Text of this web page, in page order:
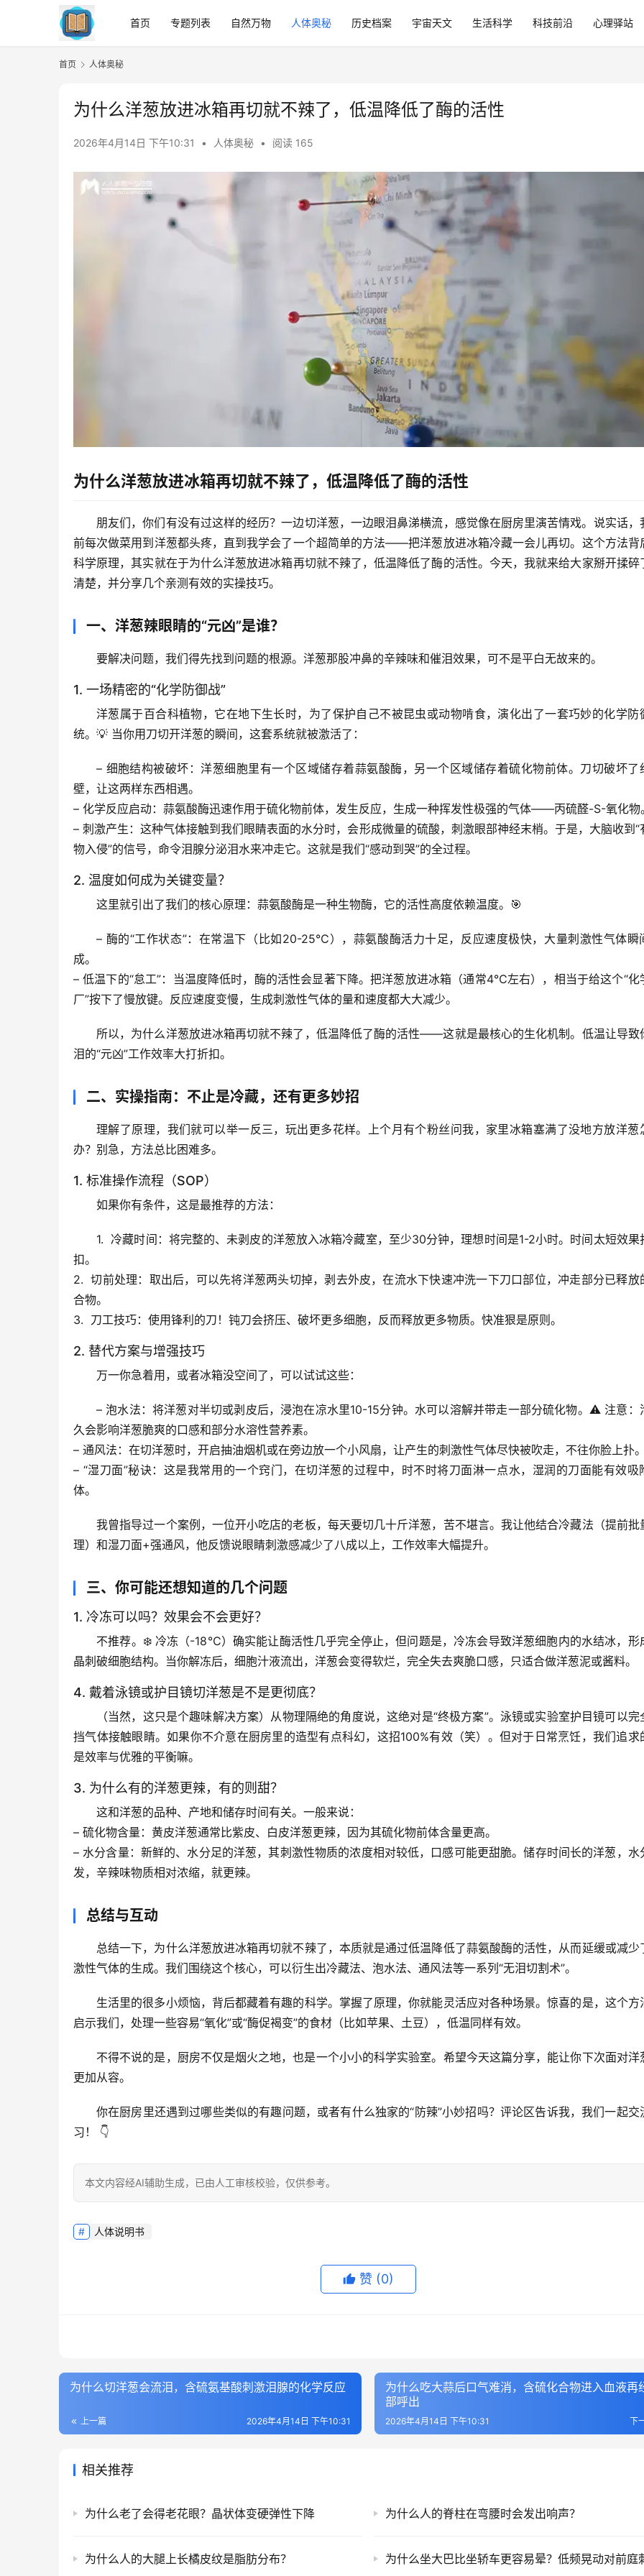
首页 专题列表 自然万物 人体奥秘 历史档案 宇宙天文 生活科学 科技前沿 心理驿站
首页 人体奥秘
为什么洋葱放进冰箱再切就不辣了，低温降低了酶的活性
2026年4月14日 下午10:31 • 人体奥秘 • 阅读 165
为什么洋葱放进冰箱再切就不辣了，低温降低了酶的活性
朋友们，你们有没有过这样的经历？一边切洋葱，一边眼泪鼻涕横流，感觉像在厨房里演苦情戏。说实话，
前每次做菜用到洋葱都头疼，直到我学会了一个超简单的方法——把洋葱放进冰箱冷藏一会儿再切。这个方法背
科学原理，其实就在于为什么洋葱放进冰箱再切就不辣了，低温降低了酶的活性。今天，我就来给大家掰开揉碎
清楚，并分享几个亲测有效的实操技巧。
一、洋葱辣眼睛的“元凶”是谁？
要解决问题，我们得先找到问题的根源。洋葱那股冲鼻的辛辣味和催泪效果，可不是平白无故来的。
1. 一场精密的“化学防御战”
洋葱属于百合科植物，它在地下生长时，为了保护自己不被昆虫或动物啃食，演化出了一套巧妙的化学防
统。💡 当你用刀切开洋葱的瞬间，这套系统就被激活了：
– 细胞结构被破坏 ：洋葱细胞里有一个区域储存着蒜氨酸酶，另一个区域储存着硫化物前体。刀切破坏了
壁，让这两样东西相遇。
– 化学反应启动：蒜氨酸酶迅速作用于硫化物前体，发生反应，生成一种挥发性极强的气体——丙硫醛-S-氧化物。
– 刺激产生 ：这种气体接触到我们眼睛表面的水分时，会形成微量的硫酸，刺激眼部神经末梢。于是，大脑收到“
物入侵”的信号，命令泪腺分泌泪水来冲走它。这就是我们“感动到哭”的全过程。
2. 温度如何成为关键变量？
这里就引出了我们的核心原理： 蒜氨酸酶是一种生物酶，它的活性高度依赖温度。🎯
– 酶的“工作状态”：在常温下（比如20-25℃），蒜氨酸酶活力十足，反应速度极快，大量刺激性气体瞬
成。
– 低温下的“怠工”：当温度降低时，酶的活性会显著下降。把洋葱放进冰箱（通常4℃左右），相当于给这个“化
厂”按下了慢放键。反应速度变慢，生成刺激性气体的量和速度都大大减少。
所以， 为什么洋葱放进冰箱再切就不辣了，低温降低了酶的活性——这就是最核心的生化机制。低温让导致
泪的“元凶”工作效率大打折扣。
二、实操指南：不止是冷藏，还有更多妙招
理解了原理，我们就可以举一反三，玩出更多花样。上个月有个粉丝问我，家里冰箱塞满了没地方放洋葱
办？别急，方法总比困难多。
1. 标准操作流程（SOP）
如果你有条件，这是最推荐的方法：
1. 冷藏时间 ：将完整的、未剥皮的洋葱放入冰箱冷藏室，至少30分钟，理想时间是1-2小时。时间太短效果
扣。
2. 切前处理 ：取出后，可以先将洋葱两头切掉，剥去外皮，在流水下快速冲洗一下刀口部位，冲走部分已释放
合物。
3. 刀工技巧：使用锋利的刀！钝刀会挤压、破坏更多细胞，反而释放更多物质。快准狠是原则。
2. 替代方案与增强技巧
万一你急着用，或者冰箱没空间了，可以试试这些：
– 泡水法 ：将洋葱对半切或剥皮后，浸泡在凉水里10-15分钟。水可以溶解并带走一部分硫化物。⚠️ 注意：
久会影响洋葱脆爽的口感和部分水溶性营养素。
– 通风法 ：在切洋葱时，开启抽油烟机或在旁边放一个小风扇，让产生的刺激性气体尽快被吹走，不往你脸上扑。
– “湿刀面”秘诀：这是我常用的一个窍门，在切洋葱的过程中，时不时将刀面淋一点水，湿润的刀面能有效吸
体。
我曾指导过一个案例，一位开小吃店的老板，每天要切几十斤洋葱，苦不堪言。我让他结合冷藏法 （提前
理）和湿刀面+强通风，他反馈说眼睛刺激感减少了八成以上，工作效率大幅提升。
三、你可能还想知道的几个问题
1. 冷冻可以吗？效果会不会更好？
不推荐。❄️ 冷冻（-18℃）确实能让酶活性几乎完全停止，但问题是，冷冻会导致洋葱细胞内的水结冰，形
晶刺破细胞结构。当你解冻后，细胞汁液流出，洋葱会变得软烂，完全失去爽脆口感，只适合做洋葱泥或酱料。
4. 戴着泳镜或护目镜切洋葱是不是更彻底？
（当然，这只是个趣味解决方案）从物理隔绝的角度说，这绝对是“终极方案”。泳镜或实验室护目镜可以完
挡气体接触眼睛。如果你不介意在厨房里的造型有点科幻，这招100%有效（笑）。但对于日常烹饪，我们追求
是效率与优雅的平衡嘛。
3. 为什么有的洋葱更辣，有的则甜？
这和洋葱的品种、产地和储存时间有关。一般来说：
– 硫化物含量 ：黄皮洋葱通常比紫皮、白皮洋葱更辣，因为其硫化物前体含量更高。
– 水分含量 ：新鲜的、水分足的洋葱，其刺激性物质的浓度相对较低，口感可能更甜脆。储存时间长的洋葱，水
发，辛辣味物质相对浓缩，就更辣。
总结与互动
总结一下， 为什么洋葱放进冰箱再切就不辣了 ，本质就是通过低温降低了蒜氨酸酶的活性，从而延缓或减少
激性气体的生成。我们围绕这个核心，可以衍生出冷藏法、泡水法、通风法等一系列“无泪切割术”。
生活里的很多小烦恼，背后都藏着有趣的科学。掌握了原理，你就能灵活应对各种场景。惊喜的是，这个方
启示我们，处理一些容易“氧化”或“酶促褐变”的食材（比如苹果、土豆），低温同样有效。
不得不说的是 ，厨房不仅是烟火之地，也是一个小小的科学实验室。希望今天这篇分享，能让你下次面对洋
更加从容。
你在厨房里还遇到过哪些类似的有趣问题，或者有什么独家的“防辣”小妙招吗？评论区告诉我，我们一起交
习！
👇
本文内容经AI辅助生成，已由人工审核校验，仅供参考。
人体说明书
赞 (0)
为什么切洋葱会流泪，含硫氨基酸刺激泪腺的化学反应
上一篇 2026年4月14日 下午10:31
为什么吃大蒜后口气难消，含硫化合物进入血液再
部呼出
下
2026年4月14日 下午10:31
相关推荐
为什么老了会得老花眼？晶状体变硬弹性下降 为什么人的脊柱在弯腰时会发出响声？
为什么人的大腿上长橘皮纹是脂肪分布？